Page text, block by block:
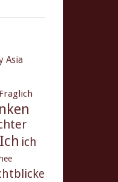
Asia
Fraglich
Ich ich